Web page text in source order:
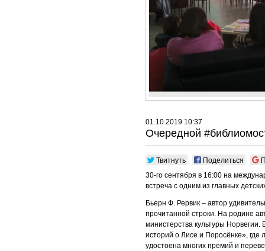
01.10.2019 10:37
Очередной
Твитнуть Поделиться
30-го сентября в 16:00 на
встреча с одним из главных
Бьерн Ф. Рервик – автор
прочитанной строки. На родине
министерства культуры
историй о Лисе и Поросёнке»,
удостоена многих премий и